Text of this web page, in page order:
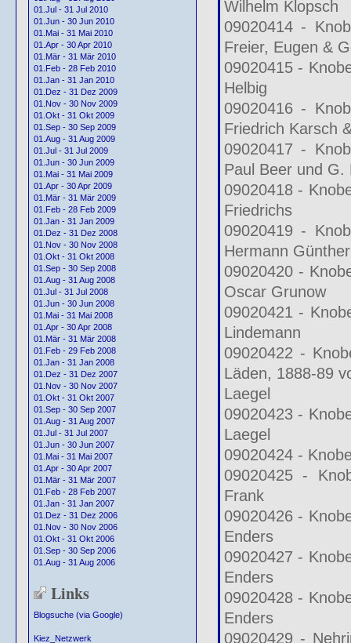
01.Jul - 31 Jul 2010
01.Jun - 30 Jun 2010
01.Mai - 31 Mai 2010
01.Apr - 30 Apr 2010
01.Mär - 31 Mär 2010
01.Feb - 28 Feb 2010
01.Jan - 31 Jan 2010
01.Dez - 31 Dez 2009
01.Nov - 30 Nov 2009
01.Okt - 31 Okt 2009
01.Sep - 30 Sep 2009
01.Aug - 31 Aug 2009
01.Jul - 31 Jul 2009
01.Jun - 30 Jun 2009
01.Mai - 31 Mai 2009
01.Apr - 30 Apr 2009
01.Mär - 31 Mär 2009
01.Feb - 28 Feb 2009
01.Jan - 31 Jan 2009
01.Dez - 31 Dez 2008
01.Nov - 30 Nov 2008
01.Okt - 31 Okt 2008
01.Sep - 30 Sep 2008
01.Aug - 31 Aug 2008
01.Jul - 31 Jul 2008
01.Jun - 30 Jun 2008
01.Mai - 31 Mai 2008
01.Apr - 30 Apr 2008
01.Mär - 31 Mär 2008
01.Feb - 29 Feb 2008
01.Jan - 31 Jan 2008
01.Dez - 31 Dez 2007
01.Nov - 30 Nov 2007
01.Okt - 31 Okt 2007
01.Sep - 30 Sep 2007
01.Aug - 31 Aug 2007
01.Jul - 31 Jul 2007
01.Jun - 30 Jun 2007
01.Mai - 31 Mai 2007
01.Apr - 30 Apr 2007
01.Mär - 31 Mär 2007
01.Feb - 28 Feb 2007
01.Jan - 31 Jan 2007
01.Dez - 31 Dez 2006
01.Nov - 30 Nov 2006
01.Okt - 31 Okt 2006
01.Sep - 30 Sep 2006
01.Aug - 31 Aug 2006
Links
Blogsuche (via Google)
Kiez_Netzwerk
Wilhelm Klopsch
09020414 -
Freier, Eugen &
09020415 -
Helbig
09020416 -
Friedrich Karsch
09020417 -
Paul Beer und G.
09020418 -
Friedrichs
09020419 -
Hermann Günther
09020420 -
Oscar Grunow
09020421 -
Lindemann
09020422 -
Läden, 1888-89
Laegel
09020423 -
Laegel
09020424 -
09020425 -
Frank
09020426 -
Enders
09020427 -
Enders
09020428 -
Enders
09020429 -